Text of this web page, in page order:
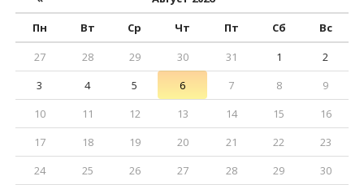
Пн
Вт Ср Чт Пт Сб
Вс
27
28 29 30 31 1
2
3
4 5 6 7 8
9
10
11 12 13 14 15
16
17
18 19 20 21 22
23
24
25 26 27 28 29
30